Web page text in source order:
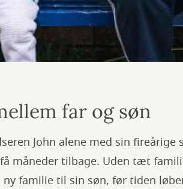
far og søn
John alene med sin fireårige
måneder tilbage. Uden tæt
familie til sin søn, før tiden